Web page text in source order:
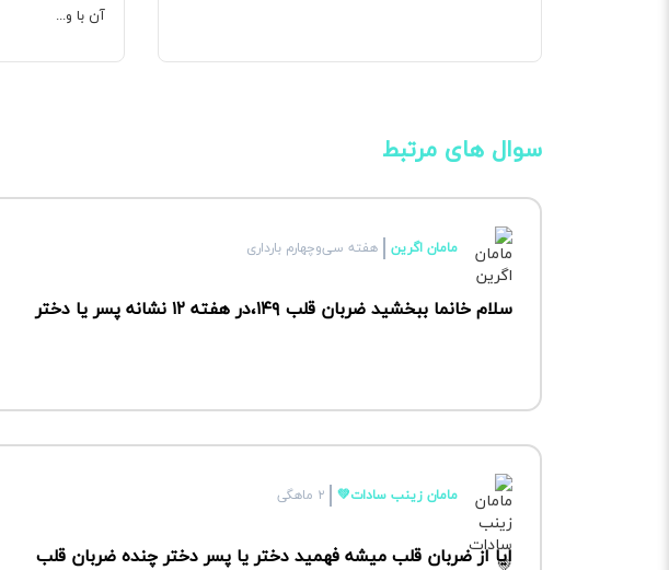
آن با و...
سوال های مرتبط
مامان اگرین هفته سی‌وچهارم بارداری
سلام خانما ببخشید ضربان قلب ۱۴۹،در هفته ۱۲ نشانه پسر یا دختر
مامان زینب سادات💚 ۲ ماهگی
ایا از ضربان قلب میشه فهمید دختر یا پسر دختر چنده ضربان قلب